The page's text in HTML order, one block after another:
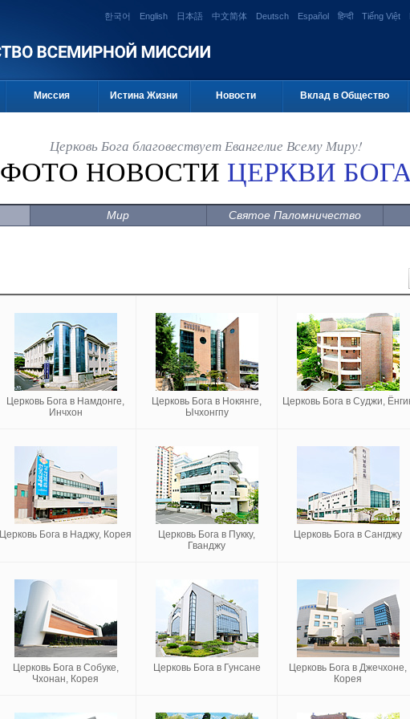
한국어 English 日本語 中文简体 Deutsch Español हिन्दी Tiếng Việt
Миссия Истина Жизни Новости Вклад в Общество
Церковь Бога благовествует Евангелие Всему Миру!
ФОТО НОВОСТИ ЦЕРКВИ БОГА
Мир Святое Паломничество
Церковь Бога в Намдонге,
Инчхон
Церковь Бога в Нокянге,
Ычхонгпу
Церковь Бога в Суджи,
Церковь Бога в Наджу, Корея
Церковь Бога в Пукку,
Гванджу
Церковь Бога в Сангджу
Церковь Бога в Собуке,
Чхонан, Корея
Церковь Бога в Гунсане
Церковь Бога в Джечхоне,
Корея